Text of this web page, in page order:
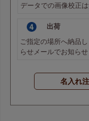
データでの画像校正は
出荷
ご指定の場所へ納品
らせメールでお知らせ
名入れ